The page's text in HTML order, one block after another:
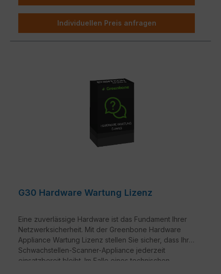
Individuellen Preis anfragen
G30 Hardware Wartung Lizenz
Eine zuverlässige Hardware ist das Fundament Ihrer
Netzwerksicherheit. Mit der Greenbone Hardware
Appliance Wartung Lizenz stellen Sie sicher, dass Ihre
Schwachstellen-Scanner-Appliance jederzeit
einsatzbereit bleibt. Im Falle eines technischen